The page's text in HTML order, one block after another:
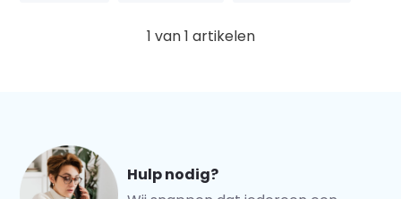
1 van1 artikelen
Hulp nodig?